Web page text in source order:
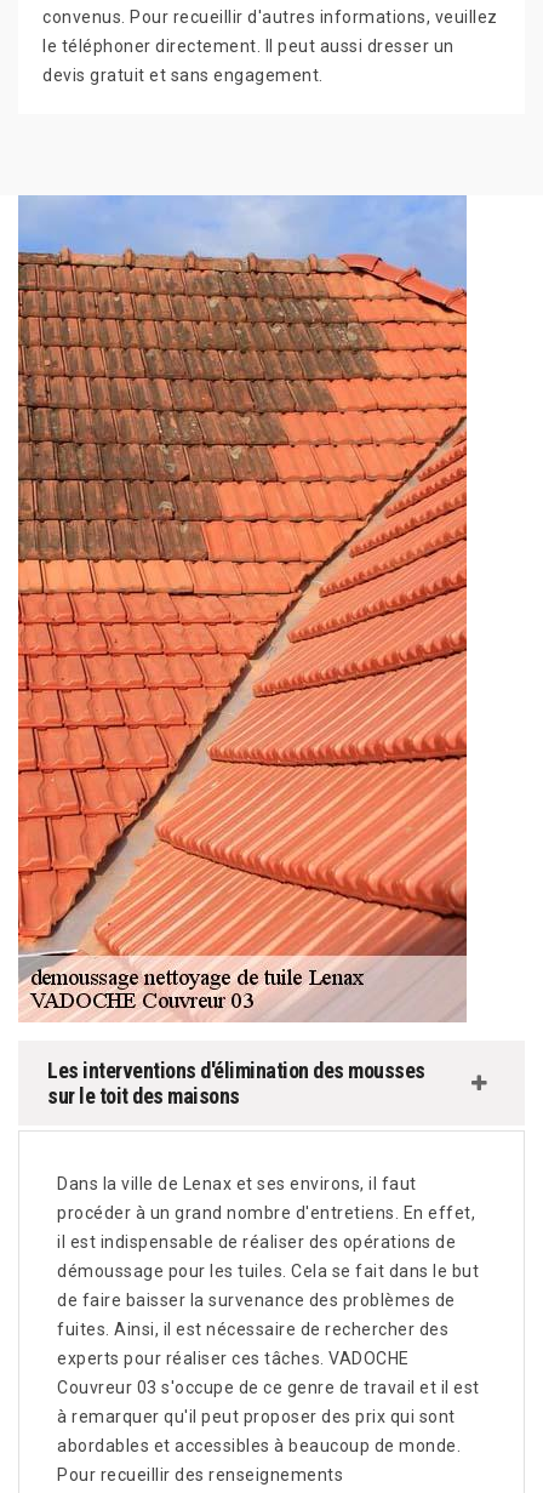
convenus. Pour recueillir d'autres informations, veuillez
le téléphoner directement. Il peut aussi dresser un
devis gratuit et sans engagement.
Les interventions d'élimination des mousses
sur le toit des maisons
Dans la ville de Lenax et ses environs, il faut
procéder à un grand nombre d'entretiens. En effet,
il est indispensable de réaliser des opérations de
démoussage pour les tuiles. Cela se fait dans le but
de faire baisser la survenance des problèmes de
fuites. Ainsi, il est nécessaire de rechercher des
experts pour réaliser ces tâches. VADOCHE
Couvreur 03 s'occupe de ce genre de travail et il est
à remarquer qu'il peut proposer des prix qui sont
abordables et accessibles à beaucoup de monde.
Pour recueillir des renseignements